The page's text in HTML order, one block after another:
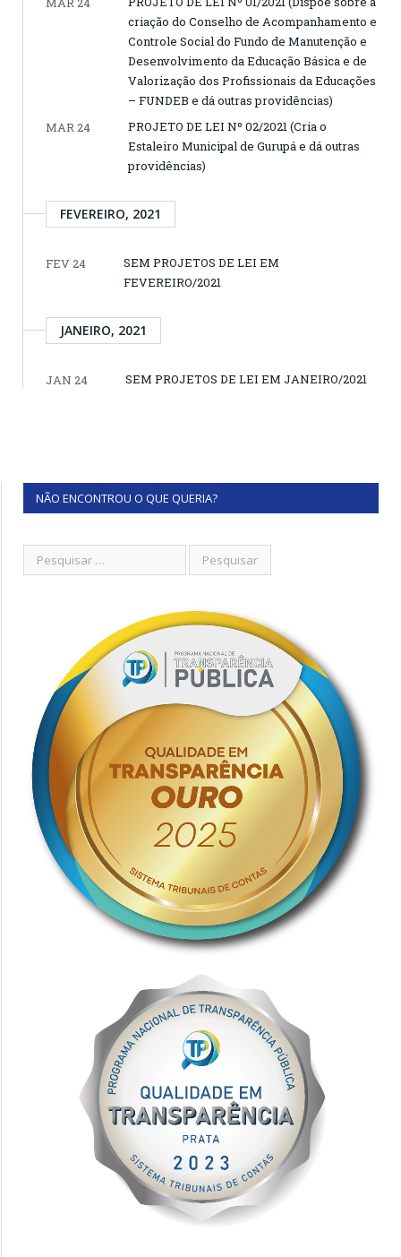
criação do Conselho de Acompanhamento e
Controle Social do Fundo de Manutenção e
Desenvolvimento da Educação Básica e de
Valorização dos Profissionais da Educações
– FUNDEB e dá outras providências)
MAR 24
PROJETO DE LEI Nº 02/2021 (Cria o
Estaleiro Municipal de Gurupá e dá outras
providências)
FEVEREIRO, 2021
FEV 24
SEM PROJETOS DE LEI EM
FEVEREIRO/2021
JANEIRO, 2021
JAN 24 SEM PROJETOS DE LEI EM JANEIRO/2021
NÃO ENCONTROU O QUE QUERIA?